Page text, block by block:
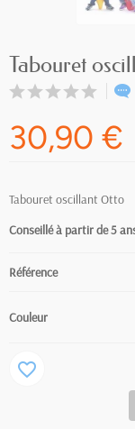
Tabouret
30,90 €
Tabouret oscillant Otto
Conseillé à partir de 5
Référence
Couleur
favorite_border